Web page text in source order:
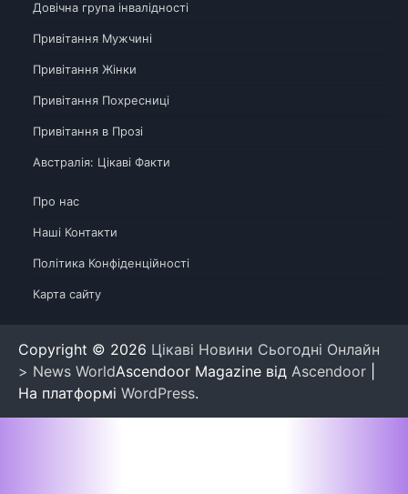
Довічна група інвалідності
Привітання Мужчині
Привітання Жінки
Привітання Похресниці
Привітання в Прозі
Австралія: Цікаві Факти
Про нас
Наші Контакти
Політика Конфіденційності
Карта сайту
Copyright © 2026 Цікаві Новини Сьогодні Онлайн
> News WorldAscendoor Magazine від Ascendoor
На платформі WordPress.